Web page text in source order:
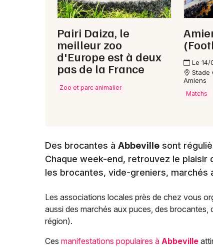
Pairi Daiza, le
meilleur zoo
d'Europe est à deux
pas de la France
Zoo et parc animalier
Le
Stade
Amiens
Matchs
Des brocantes à Abbeville sont
Chaque week-end, retrouvez le
les brocantes, vide-greniers,
Les associations locales près de chez vous
aussi des marchés aux puces, des
région).
Ces manifestations populaires à Abbeville